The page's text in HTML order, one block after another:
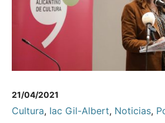
21/04/2021
Cultura, Iac Gil-Albert, Noticias,